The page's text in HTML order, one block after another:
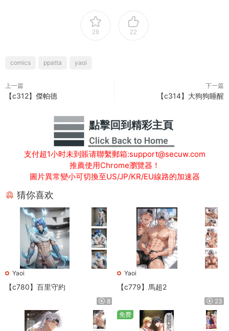
28 22
comics ppatta yaoi
上一篇
【c312】傑帕德
下一篇
【c314】大狗狗睡醒
支付超1小时未到賬请聯繫郵箱:support@secuw.com
推薦使用Chrome瀏覽器！
圖片異常變小可切換至US/JP/KR/EU線路的加速器
猜你喜欢
Yaoi
【c780】百里守約
8
Yaoi
【c779】馬超2
23
免费